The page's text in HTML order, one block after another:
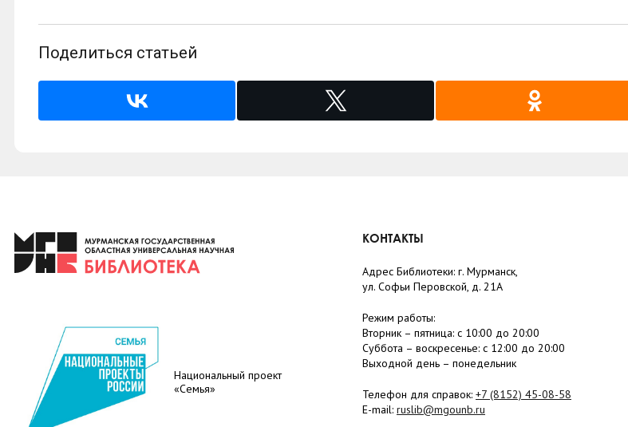
Поделиться статьей
Национальный проект
«Семья»
КОНТАКТЫ
Адрес Библиотеки: г. Мурманск,
ул. Софьи Перовской, д. 21А
Режим работы:
Вторник – пятница: с 10:00 до 20:00
Суббота – воскресенье: c 12:00 до 20:00
Выходной день – понедельник
Телефон для справок: +7 (8152) 45-08-58
E-mail: ruslib@mgounb.ru